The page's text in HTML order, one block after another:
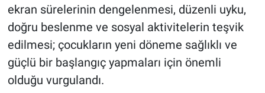
ekran sürelerinin dengelenmesi, düzenli uyku,
doğru beslenme ve sosyal aktivitelerin teşvik
edilmesi; çocukların yeni döneme sağlıklı ve
güçlü bir başlangıç yapmaları için önemli
olduğu vurgulandı.